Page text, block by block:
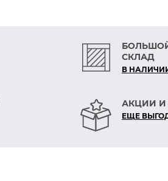
СКЛАД
В
АКЦИИ
ЕЩЕ